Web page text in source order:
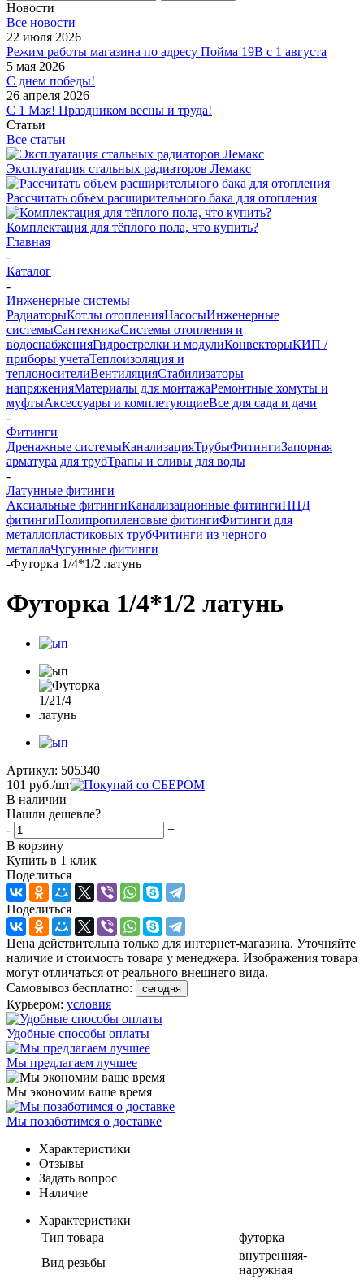
Новости
Все новости
22 июля 2026
Режим работы магазина по адресу Пойма 19В с 1 августа
5 мая 2026
С днем победы!
26 апреля 2026
С 1 Мая! Праздником весны и труда!
Статьи
Все статьи
Эксплуатация стальных радиаторов Лемакс
Рассчитать объем расширительного бака для отопления
Комплектация для тёплого пола, что купить?
Главная
-
Каталог
-
Инженерные системы
РадиаторыКотлы отопленияНасосыИнженерные
системыСантехникаСистемы отопления и
водоснабженияГидрострелки и модулиКонвекторыКИП /
приборы учетаТеплоизоляция и
теплоносителиВентиляцияСтабилизаторы
напряженияМатериалы для монтажаРемонтные хомуты и
муфтыАксессуары и комплетующиеВсе для сада и дачи
-
Фитинги
Дренажные системыКанализацияТрубыФитингиЗапорная
арматура для трубТрапы и сливы для воды
-
Латунные фитинги
Аксиальные фитингиКанализационные фитингиПНД
фитингиПолипропиленовые фитингиФитинги для
металлопластиковых трубФитинги из черного
металлаЧугунные фитинги
-Футорка 1/4*1/2 латунь
Футорка 1/4*1/2 латунь
Артикул: 505340
101 руб./шт
В наличии
Нашли дешевле?
-
+
В корзину
Купить в 1 клик
Поделиться
Поделиться
Цена действительна только для интернет-магазина. Уточняйте
наличие и стоимость товара у менеджера. Изображения товара
могут отличаться от реального внешнего вида.
Самовывоз бесплатно:
сегодня
Курьером: условия
Удобные способы оплаты
Мы предлагаем лучшее
Мы экономим ваше время
Мы позаботимся о доставке
Характеристики
Отзывы
Задать вопрос
Наличие
Характеристики
Тип товара
футорка
Вид резьбы
внутренняя-
наружная